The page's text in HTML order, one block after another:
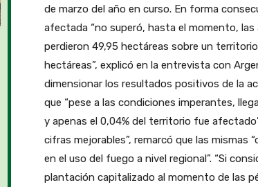
de marzo del año en curso. En forma
afectada “no superó, hasta el momento, las
perdieron 49,95 hectáreas sobre un
hectáreas”, explicó en la entrevista con
dimensionar los resultados positivos de la
que “pese a las condiciones imperantes,
y apenas el 0,04% del territorio fue
cifras mejorables”, remarcó que las mismas
en el uso del fuego a nivel regional”. “Si
plantación capitalizado al momento de las